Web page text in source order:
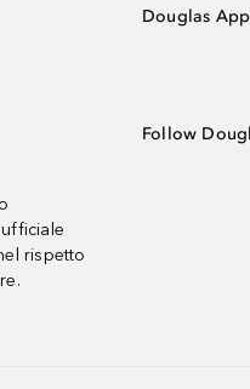
rispetto
Douglas App
Follow